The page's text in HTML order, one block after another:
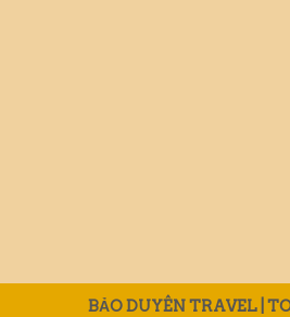
BẢO DUYÊN TRAVEL |